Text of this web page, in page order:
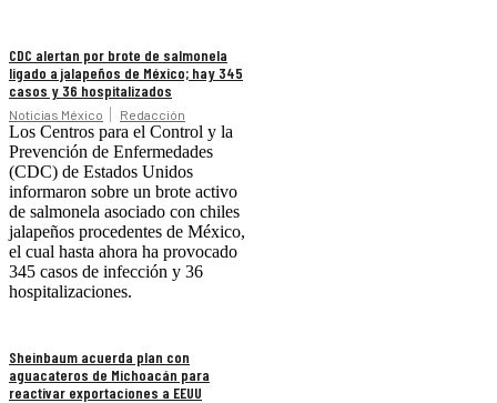
CDC alertan por brote de salmonela
ligado a jalapeños de México; hay 345
casos y 36 hospitalizados
Noticias México Redacción
Los Centros para el Control y la
Prevención de Enfermedades
(CDC) de Estados Unidos
informaron sobre un brote activo
de salmonela asociado con chiles
jalapeños procedentes de México,
el cual hasta ahora ha provocado
345 casos de infección y 36
hospitalizaciones.
Sheinbaum acuerda plan con
aguacateros de Michoacán para
reactivar exportaciones a EEUU